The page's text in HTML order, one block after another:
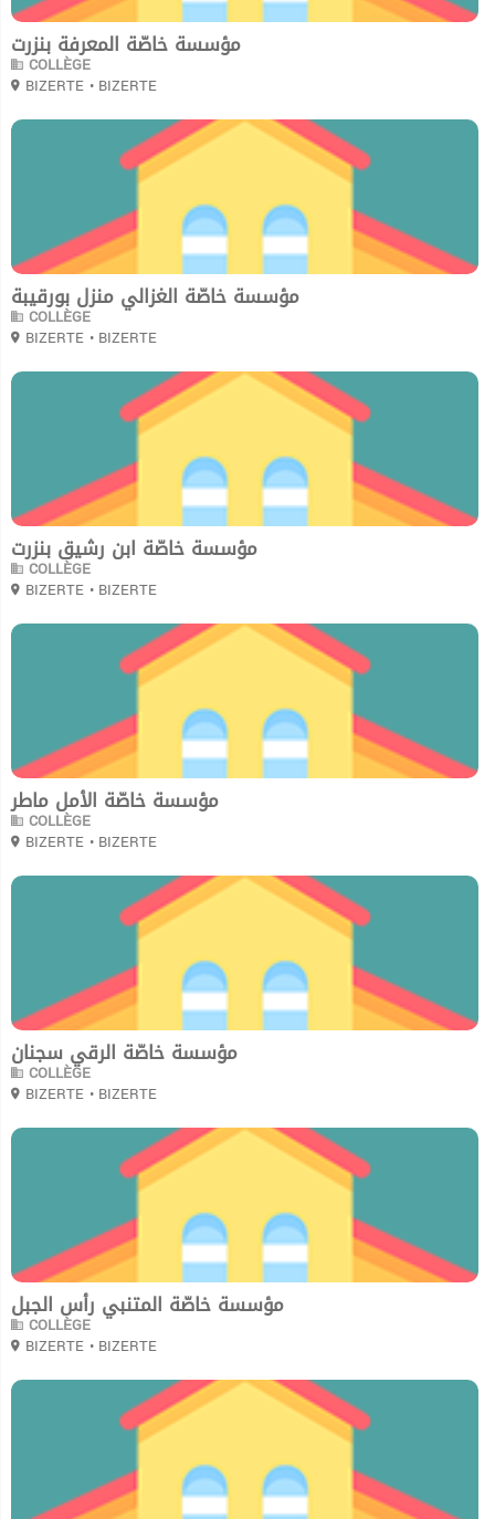
مؤسسة خاصّة المعرفة بنزرت
COLLÈGE
BIZERTE • BIZERTE
مؤسسة خاصّة الغزالي منزل بورقيبة
COLLÈGE
BIZERTE • BIZERTE
مؤسسة خاصّة ابن رشيق بنزرت
COLLÈGE
BIZERTE • BIZERTE
مؤسسة خاصّة الأمل ماطر
COLLÈGE
BIZERTE • BIZERTE
مؤسسة خاصّة الرقي سجنان
COLLÈGE
BIZERTE • BIZERTE
مؤسسة خاصّة المتنبي رأس الجبل
COLLÈGE
BIZERTE • BIZERTE